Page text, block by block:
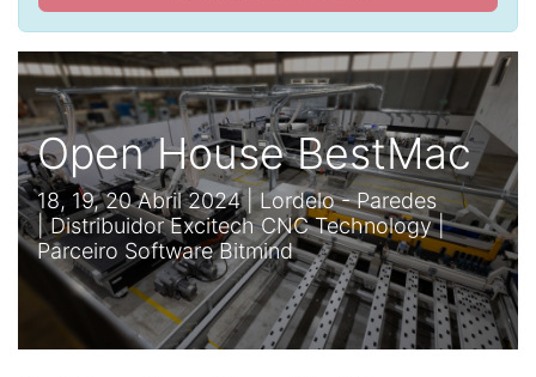
Open House BestMac
18, 19, 20 Abril 2024 | Lordelo - Paredes
| Distribuidor Excitech CNC Technology |
Parceiro Software Bitmind